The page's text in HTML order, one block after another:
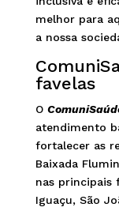
melhor para
a nossa
favelas
O
atendimento
fortalecer as
Baixada
nas principais
Iguaçu, São